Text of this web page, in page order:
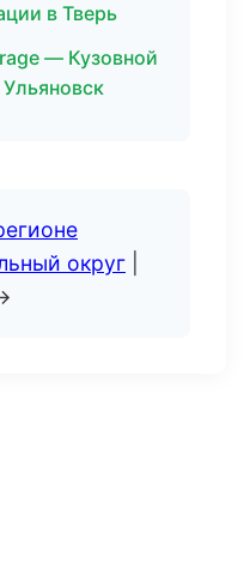
в Тверь
— Кузовной
округ